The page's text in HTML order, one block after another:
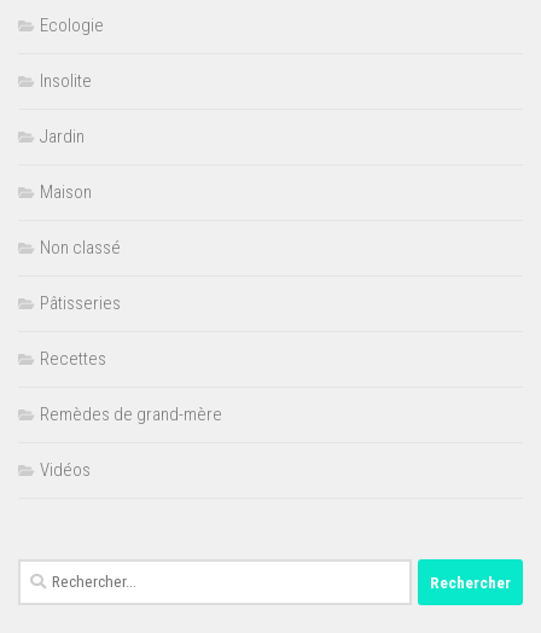
Ecologie
Insolite
Jardin
Maison
Non classé
Pâtisseries
Recettes
Remèdes de grand-mère
Vidéos
Rechercher :